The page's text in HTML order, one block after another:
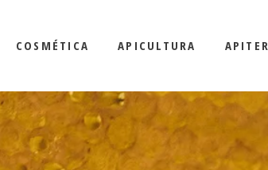
COSMÉTICA APICULTURA